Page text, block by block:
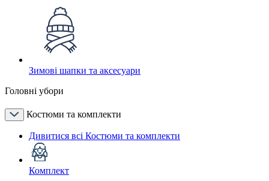
Зимові шапки та аксесуари
Головні убори
Костюми та комплекти
Дивитися всі Костюми та комплекти
Комплект